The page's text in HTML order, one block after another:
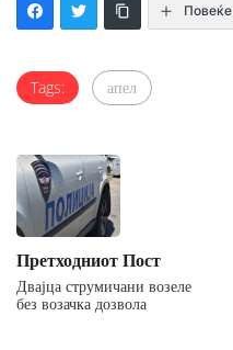
Повеќе
Tags: апел
Претходниот Пост
Двајца струмичани возеле
без возачка дозвола